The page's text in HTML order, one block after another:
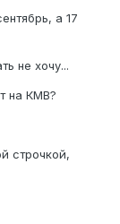
а 17
не хочу...
на КМВ?
строчкой,